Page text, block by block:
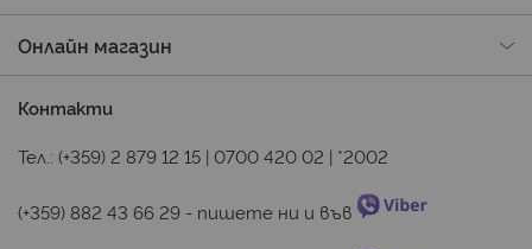
Онлайн магазин
Контакти
Тел.: (+359) 2 879 12 15 | 0700 420 02 | *2002
(+359) 882 43 66 29 - пишете ни и във